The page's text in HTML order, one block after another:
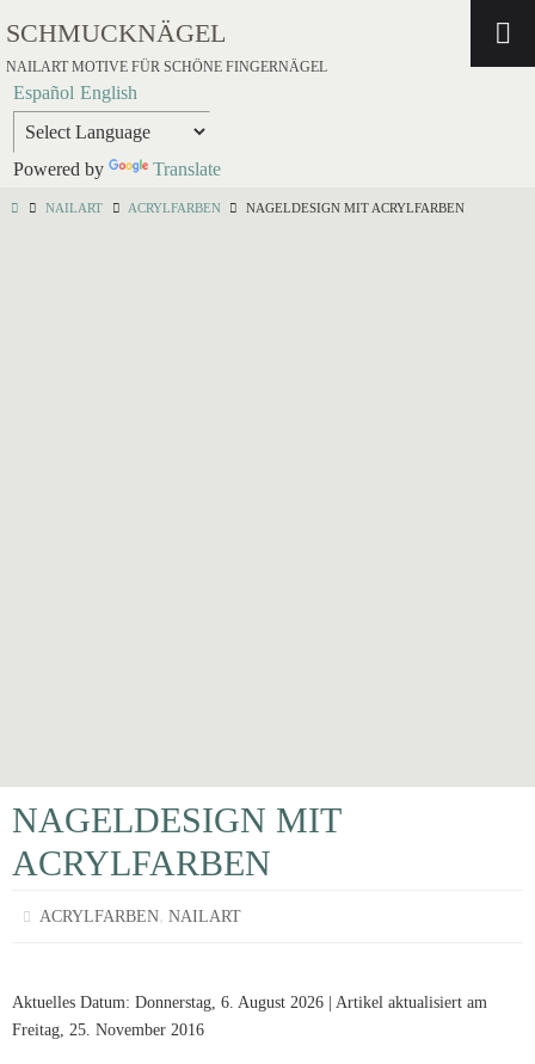
SCHMUCKNÄGEL
NAILART MOTIVE FÜR SCHÖNE FINGERNÄGEL
Español English
Powered by Translate
NAILART ACRYLFARBEN NAGELDESIGN MIT ACRYLFARBEN
NAGELDESIGN MIT
ACRYLFARBEN
ACRYLFARBEN,NAILART
Aktuelles Datum: Donnerstag, 6. August 2026 | Artikel aktualisiert am
Freitag, 25. November 2016